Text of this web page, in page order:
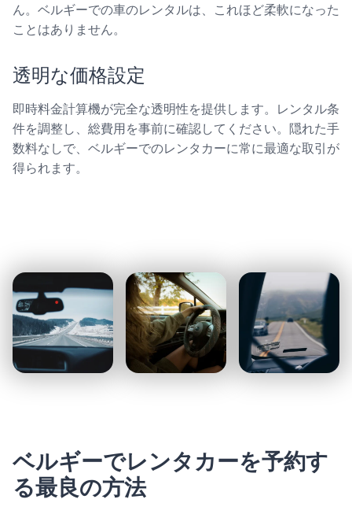
ん。ベルギーでの車のレンタルは、これほど柔軟になった
ことはありません。
透明な価格設定
即時料金計算機が完全な透明性を提供します。レンタル条
件を調整し、総費用を事前に確認してください。隠れた手
数料なしで、ベルギーでのレンタカーに常に最適な取引が
得られます。
ベルギーでレンタカーを予約す
る最良の方法